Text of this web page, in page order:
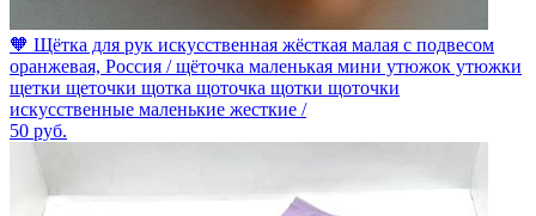
🧡 Щётка для рук искусственная жёсткая малая с подвесом
оранжевая, Россия / щёточка маленькая мини утюжок утюжки
щетки щеточки щотка щоточка щотки щоточки
искусственные маленькие жесткие /
50 руб.